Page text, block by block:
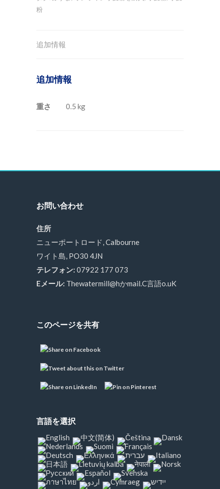
粉
追加情報
追加情報
重さ 0.5 kg
お問い合わせ
住所
ニューポートロード, Calbourne
ワイト島, PO30 4JN
テレフォン: 07922 177 073
Eメール: Thewatermill@hかmail.C言語o.uK
このページを共有
言語を選択